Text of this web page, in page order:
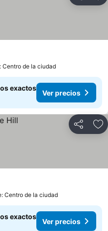
Centro de la ciudad
exactos
Ver precios
Compartir
Centro de la ciudad
exactos
Ver precios